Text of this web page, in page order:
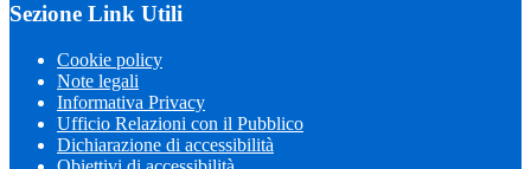
Sezione Link Utili
Cookie policy
Note legali
Informativa Privacy
Ufficio Relazioni con il Pubblico
Dichiarazione di accessibilità